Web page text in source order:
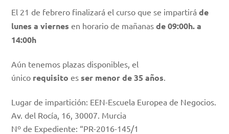
El 21 de febrero finalizará el curso que se impartiráde
lunes a viernes en horario de mañanasde 09:00h. a
14:00h
Aún tenemos plazas disponibles, el
único requisito esser menor de 35 años.
Lugar de impartición: EEN-Escuela Europea de Negocios.
Av. del Rocía, 16, 30007. Murcia
Nº de Expediente: “PR-2016-145/1